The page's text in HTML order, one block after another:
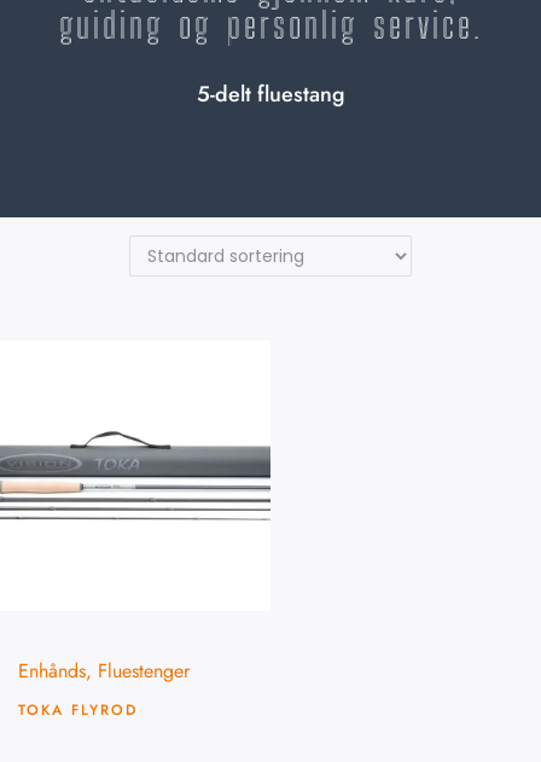
guiding og personlig service.
5-delt fluestang
Enhånds, Fluestenger
TOKA FLYROD